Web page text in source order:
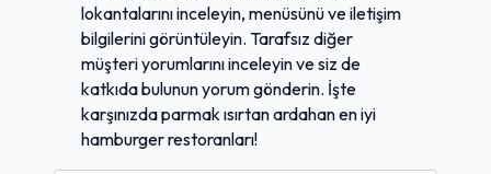
lokantalarını inceleyin, menüsünü ve iletişim
bilgilerini görüntüleyin. Tarafsız diğer
müşteri yorumlarını inceleyin ve siz de
katkıda bulunun yorum gönderin. İşte
karşınızda parmak ısırtan ardahan en iyi
hamburger restoranları!